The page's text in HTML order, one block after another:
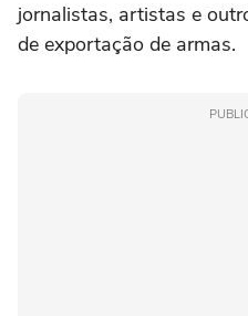
jornalistas, artistas e
de exportação de armas.